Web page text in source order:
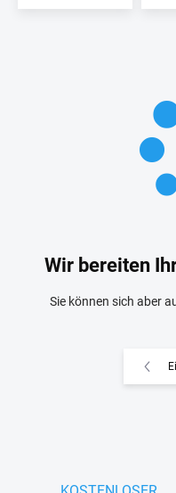
Wir bereiten
Sie können sich aber